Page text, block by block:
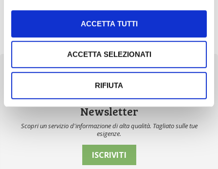
ACCETTA TUTTI
ACCETTA SELEZIONATI
RIFIUTA
È stato firmato il decreto interministeriale che definisce le
linee guida nazionali per il riconoscimento dei carbon credit.
Newsletter
Scopri un servizio d'informazione di alta qualità. Tagliato sulle tue
esigenze.
ISCRIVITI